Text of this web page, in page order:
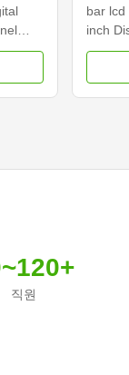
bar lcd
inch
직원